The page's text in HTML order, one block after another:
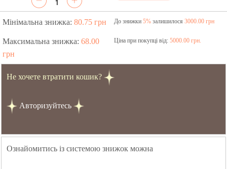
Мінімальна знижка: 80.75 грн До знижки 5%залишилося 3000.00 грн
Максимальна знижка: 68.00
грн
Ціна при покупці від: 5000.00 грн.
Не хочете втратити кошик?
Авторизуйтесь
Ознайомитись із системою знижок можна